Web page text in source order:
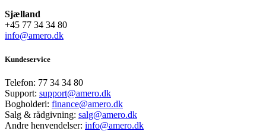
Sjælland
+45 77 34 34 80
info@amero.dk
Kundeservice
Telefon: 77 34 34 80
Support: support@amero.dk
Bogholderi: finance@amero.dk
Salg & rådgivning: salg@amero.dk
Andre henvendelser: info@amero.dk